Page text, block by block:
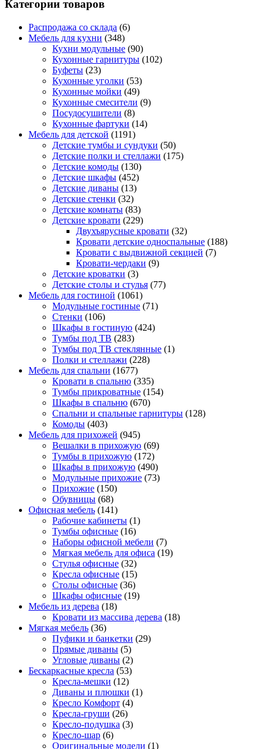
Категории товаров
Распродажа со склада (6)
Мебель для кухни (348)
Кухни модульные (90)
Кухонные гарнитуры (102)
Буфеты (23)
Кухонные уголки (53)
Кухонные мойки (49)
Кухонные смесители (9)
Посудосушители (8)
Кухонные фартуки (14)
Мебель для детской (1191)
Детские тумбы и сундуки (50)
Детские полки и стеллажи (175)
Детские комоды (130)
Детские шкафы (452)
Детские диваны (13)
Детские стенки (32)
Детские комнаты (83)
Детские кровати (229)
Двухъярусные кровати (32)
Кровати детские односпальные (188)
Кровати с выдвижной секцией (7)
Кровати-чердаки (9)
Детские кроватки (3)
Детские столы и стулья (77)
Мебель для гостиной (1061)
Модульные гостиные (71)
Стенки (106)
Шкафы в гостиную (424)
Тумбы под ТВ (283)
Тумбы под ТВ стеклянные (1)
Полки и стеллажи (228)
Мебель для спальни (1677)
Кровати в спальню (335)
Тумбы прикроватные (154)
Шкафы в спальню (670)
Спальни и спальные гарнитуры (128)
Комоды (403)
Мебель для прихожей (945)
Вешалки в прихожую (69)
Тумбы в прихожую (172)
Шкафы в прихожую (490)
Модульные прихожие (73)
Прихожие (150)
Обувницы (68)
Офисная мебель (141)
Рабочие кабинеты (1)
Тумбы офисные (16)
Наборы офисной мебели (7)
Мягкая мебель для офиса (19)
Стулья офисные (32)
Кресла офисные (15)
Столы офисные (36)
Шкафы офисные (19)
Мебель из дерева (18)
Кровати из массива дерева (18)
Мягкая мебель (36)
Пуфики и банкетки (29)
Прямые диваны (5)
Угловые диваны (2)
Бескаркасные кресла (53)
Кресла-мешки (12)
Диваны и плюшки (1)
Кресло Комфорт (4)
Кресла-груши (26)
Кресло-подушка (3)
Кресло-шар (6)
Оригинальные модели (1)